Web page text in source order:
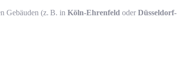
Gebäuden (z. B. in Köln-Ehrenfeld oder Düsseldorf-